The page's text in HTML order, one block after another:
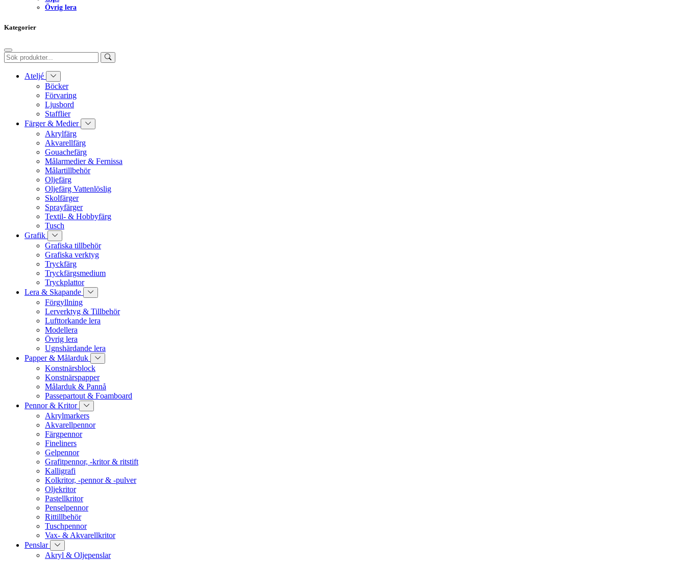
Övrig lera
Kategorier
Ateljé
Böcker
Förvaring
Ljusbord
Stafflier
Färger & Medier
Akrylfärg
Akvarellfärg
Gouachefärg
Målarmedier & Fernissa
Målartillbehör
Oljefärg
Oljefärg Vattenlöslig
Skolfärger
Sprayfärger
Textil- & Hobbyfärg
Tusch
Grafik
Grafiska tillbehör
Grafiska verktyg
Tryckfärg
Tryckfärgsmedium
Tryckplattor
Lera & Skapande
Förgyllning
Lerverktyg & Tillbehör
Lufttorkande lera
Modellera
Övrig lera
Ugnshärdande lera
Papper & Målarduk
Konstnärsblock
Konstnärspapper
Målarduk & Pannå
Passepartout & Foamboard
Pennor & Kritor
Akrylmarkers
Akvarellpennor
Färgpennor
Fineliners
Gelpennor
Grafitpennor, -kritor & ritstift
Kalligrafi
Kolkritor, -pennor & -pulver
Oljekritor
Pastellkritor
Penselpennor
Rittillbehör
Tuschpennor
Vax- & Akvarellkritor
Penslar
Akryl & Oljepenslar